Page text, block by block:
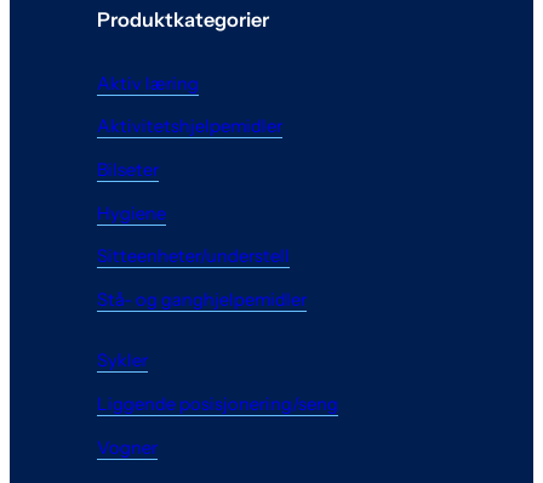
Produktkategorier
Aktiv læring
Aktivitetshjelpemidler
Bilseter
Hygiene
Sitteenheter/understell
Stå- og ganghjelpemidler
Sykler
Liggende posisjonering/seng
Vogner